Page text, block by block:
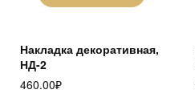
Накладка декоративная,
НД-2
460.00₽